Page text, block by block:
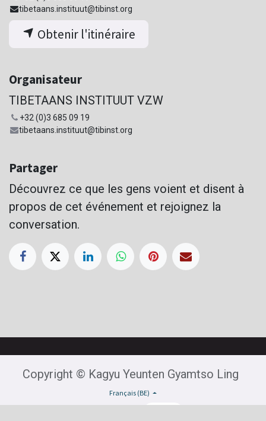
tibetaans.instituut@tibinst.org
Obtenir l'itinéraire
Organisateur
TIBETAANS INSTITUUT VZW
+32 (0)3 685 09 19
tibetaans.instituut@tibinst.org
Partager
Découvrez ce que les gens voient et disent à
propos de cet événement et rejoignez la
conversation.
Copyright © Kagyu Yeunten Gyamtso Ling
Français (BE)